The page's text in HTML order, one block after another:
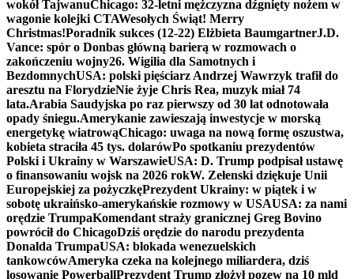
wokół TajwanuChicago: 32-letni mężczyzna dźgnięty nożem w
wagonie kolejki CTAWesołych Świąt! Merry
Christmas!Poradnik sukces (12-22) Elżbieta BaumgartnerJ.D.
Vance: spór o Donbas główną barierą w rozmowach o
zakończeniu wojny26. Wigilia dla Samotnych i
BezdomnychUSA: polski pięściarz Andrzej Wawrzyk trafił do
aresztu na FlorydzieNie żyje Chris Rea, muzyk miał 74
lata.Arabia Saudyjska po raz pierwszy od 30 lat odnotowała
opady śniegu.Amerykanie zawieszają inwestycje w morską
energetykę wiatrowąChicago: uwaga na nową formę oszustwa,
kobieta straciła 45 tys. dolarówPo spotkaniu prezydentów
Polski i Ukrainy w WarszawieUSA: D. Trump podpisał ustawę
o finansowaniu wojsk na 2026 rokW. Zełenski dziękuje Unii
Europejskiej za pożyczkęPrezydent Ukrainy: w piątek i w
sobotę ukraińsko-amerykańskie rozmowy w USAUSA: za nami
orędzie TrumpaKomendant straży granicznej Greg Bovino
powrócił do ChicagoDziś orędzie do narodu prezydenta
Donalda TrumpaUSA: blokada wenezuelskich
tankowcówAmeryka czeka na kolejnego miliardera, dziś
losowanie PowerballPrezydent Trump złożył pozew na 10 mld